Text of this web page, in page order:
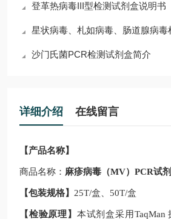
登革热病毒III型检测试剂盒说明书
星状病毒、札如病毒、肠道腺病毒检测试剂盒（三
沙门氏菌PCR检测试剂盒简介
详细介绍 在线留言
【产品名称】
商品名称： 麻疹病毒（MV）PCR试
【包装规格】 25T/盒、 50T/盒
【检验原理】 本试剂盒采用TaqMan